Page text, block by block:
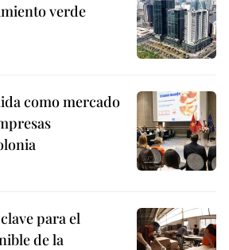
verde
como mercado
para el
de la